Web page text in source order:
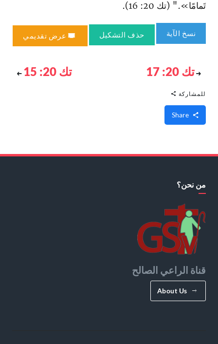
تَمامًا»." (تك 20: 16).
نسخ الآية حذف التشكيل عرض تقديمي
تك 20: 17 تك 20: 15
للمشاركة
من نحن؟
قناة الراعي الصالح
About Us